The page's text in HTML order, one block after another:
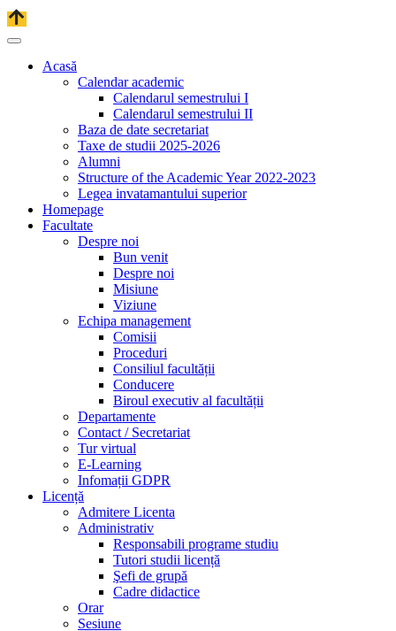
Acasă
Calendar academic
Calendarul semestrului I
Calendarul semestrului II
Baza de date secretariat
Taxe de studii 2025-2026
Alumni
Structure of the Academic Year 2022-2023
Legea invatamantului superior
Homepage
Facultate
Despre noi
Bun venit
Despre noi
Misiune
Viziune
Echipa management
Comisii
Proceduri
Consiliul facultății
Conducere
Biroul executiv al facultății
Departamente
Contact / Secretariat
Tur virtual
E-Learning
Infomații GDPR
Licență
Admitere Licenta
Administrativ
Responsabili programe studiu
Tutori studii licență
Şefi de grupă
Cadre didactice
Orar
Sesiune